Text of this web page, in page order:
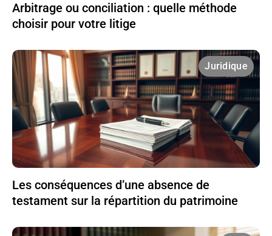
Arbitrage ou conciliation : quelle méthode
choisir pour votre litige
Juridique
Les conséquences d’une absence de
testament sur la répartition du patrimoine